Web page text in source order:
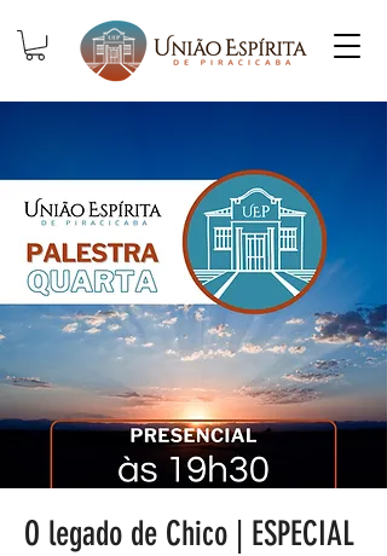
O legado de Chico | ESPECIAL